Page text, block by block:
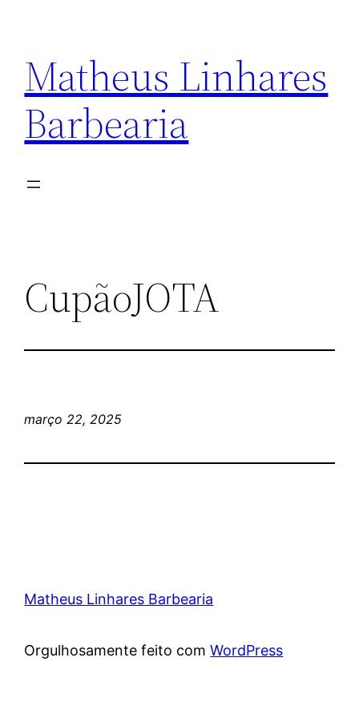
Matheus Linhares
Barbearia
CupãoJOTA
março 22, 2025
Matheus Linhares Barbearia
Orgulhosamente feito comWordPress